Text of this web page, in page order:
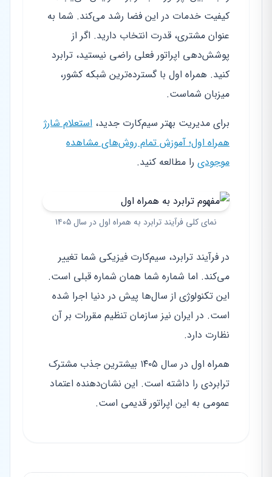
کیفیت خدمات در این فضا رشد می‌کند. شما به
عنوان مشتری، قدرت انتخاب دارید. اگر از
پوشش‌دهی اپراتور فعلی راضی نیستید، ترابرد
کنید. همراه اول با گسترده‌ترین شبکه کشور،
میزبان شماست.
برای مدیریت بهتر سیم‌کارت جدید، استعلام شارژ
همراه اول؛ آموزش تمام روش‌های مشاهده
موجودی را مطالعه کنید.
نمای کلی فرآیند ترابرد به همراه اول در سال ۱۴۰۵
در فرآیند ترابرد، سیم‌کارت فیزیکی شما تغییر
می‌کند. اما شماره شما همان شماره قبلی است.
این تکنولوژی از سال‌ها پیش در دنیا اجرا شده
است. در ایران نیز سازمان تنظیم مقررات بر آن
نظارت دارد.
همراه اول در سال ۱۴۰۵ بیشترین جذب مشترک
ترابردی را داشته است. این نشان‌دهنده اعتماد
عمومی به این اپراتور قدیمی است.